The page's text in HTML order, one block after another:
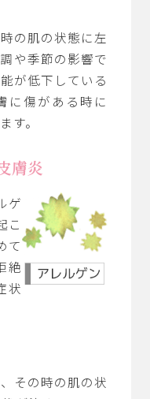
の肌の状態に左
や季節の影響で
が低下している
に傷がある時に
す。
膚炎
ゲ
こ
て
絶
状
その時の肌の状